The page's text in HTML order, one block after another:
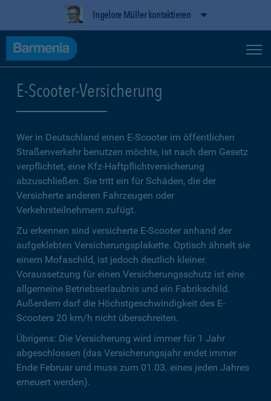
Ingelore Müller kontaktieren
E-Scooter-Versicherung
Wer in Deutschland einen E-Scooter im öffentlichen
Straßenverkehr benutzen möchte, ist nach dem Gesetz
verpflichtet, eine Kfz-Haftpflichtversicherung
abzuschließen. Sie tritt ein für Schäden, die der
Versicherte anderen Fahrzeugen oder
Verkehrsteilnehmern zufügt.
Zu erkennen sind versicherte E-Scooter anhand der
aufgeklebten Versicherungsplakette. Optisch ähnelt sie
einem Mofaschild, ist jedoch deutlich kleiner.
Voraussetzung für einen Versicherungsschutz ist eine
allgemeine Betriebserlaubnis und ein Fabrikschild.
Außerdem darf die Höchstgeschwindigkeit des E-
Scooters 20 km/h nicht überschreiten.
Übrigens: Die Versicherung wird immer für 1 Jahr
abgeschlossen (das Versicherungsjahr endet immer
Ende Februar und muss zum 01.03. eines jeden Jahres
erneuert werden).